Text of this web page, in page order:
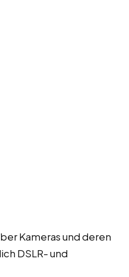
Kameras und deren
DSLR- und